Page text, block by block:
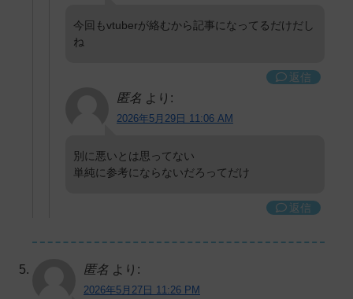
今回もvtuberが絡むから記事になってるだけだし
ね
返信
匿名 より:
2026年5月29日 11:06 AM
別に悪いとは思ってない
単純に参考にならないだろってだけ
返信
匿名 より:
2026年5月27日 11:26 PM